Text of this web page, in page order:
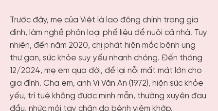
Trước đây, mẹ của Việt là lao động chính trong gia
đình, làm nghề phân loại phế liệu để nuôi cả nhà. Tuy
nhiên, đến năm 2020, chị phát hiện mắc bệnh ung
thư gan, sức khỏe suy yếu nhanh chóng. Đến tháng
12/2024, mẹ em qua đời, để lại nỗi mất mát lớn cho
gia đình. Cha em, anh Vi Văn An (1972), hiện sức khỏe
yếu, trí tuệ không được minh mẫn, thường xuyên đau
đầu, nhức mỏi tay chân do bệnh viêm khớp.